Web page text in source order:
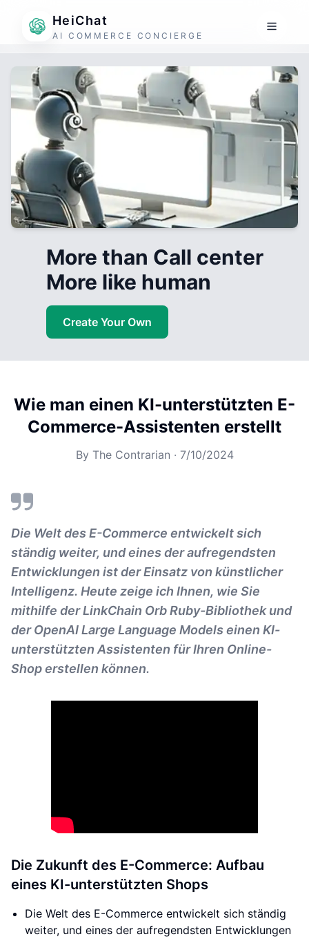
HeiChat
AI COMMERCE CONCIERGE
More than Call center
More like human
Create Your Own
Wie man einen KI-unterstützten E-
Commerce-Assistenten erstellt
By The Contrarian · 7/10/2024
Die Welt des E-Commerce entwickelt sich
ständig weiter, und eines der aufregendsten
Entwicklungen ist der Einsatz von künstlicher
Intelligenz. Heute zeige ich Ihnen, wie Sie
mithilfe der LinkChain Orb Ruby-Bibliothek und
der OpenAI Large Language Models einen KI-
unterstützten Assistenten für Ihren Online-
Shop erstellen können.
Die Zukunft des E-Commerce: Aufbau
eines KI-unterstützten Shops
Die Welt des E-Commerce entwickelt sich ständig
weiter, und eines der aufregendsten Entwicklungen